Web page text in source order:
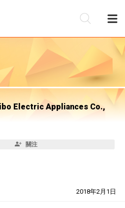
Electric Appliances Co.,
關注
2018年2月1日